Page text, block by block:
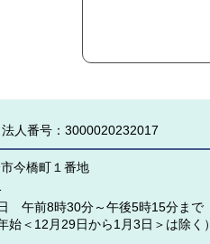
法人番号：3000020232017
今橋町１番地
午前8時30分～午後5時15分まで
始＜12月29日から1月3日＞は除く）